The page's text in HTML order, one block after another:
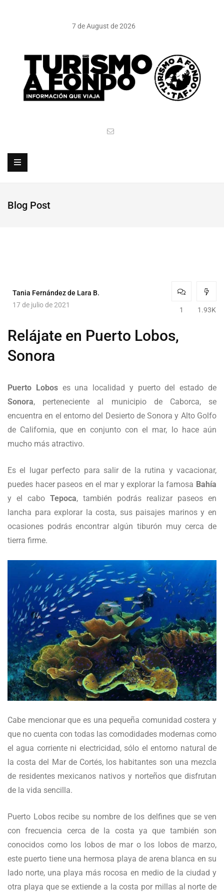
7 de August de 2026
Blog Post
Tania Fernández de Lara B.
17 de julio de 2021
1 1.93K
Relájate en Puerto Lobos,
Sonora
Puerto Loboses una localidad y puerto del estado de
Sonora, perteneciente al municipio de Caborca, se
encuentra en el entorno del Desierto de Sonora y Alto Golfo
de California, que en conjunto con el mar, lo hace aún
mucho más atractivo.
Es el lugar perfecto para salir de la rutina y vacacionar,
puedes hacer paseos en el mar y explorar la famosa Bahía
y el cabo Tepoca, también podrás realizar paseos en
lancha para explorar la costa, sus paisajes marinos y en
ocasiones podrás encontrar algún tiburón muy cerca de
tierra firme.
Cabe mencionar que es una pequeña comunidad costera y
que no cuenta con todas las comodidades modernas como
el agua corriente ni electricidad, sólo el entorno natural de
la costa del Mar de Cortés, los habitantes son una mezcla
de residentes mexicanos nativos y norteños que disfrutan
de la vida sencilla.
Puerto Lobos recibe su nombre de los delfines que se ven
con frecuencia cerca de la costa ya que también son
conocidos como los lobos de mar o los lobos de marzo,
este puerto tiene una hermosa playa de arena blanca en su
lado norte, una playa más rocosa en medio de la ciudad y
otra playa que se extiende a la costa por millas al norte de